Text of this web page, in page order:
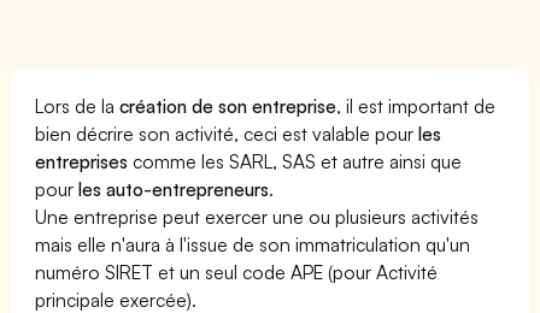
Lors de lacréation de son entreprise, il est important de
bien décrire son activité, ceci est valable pourles
entreprises comme les SARL, SAS et autre ainsi que
pourles auto-entrepreneurs.
Une entreprise peut exercer une ou plusieurs activités
mais elle n'aura à l'issue de son immatriculation qu'un
numéro SIRET et un seul code APE (pour Activité
principale exercée).